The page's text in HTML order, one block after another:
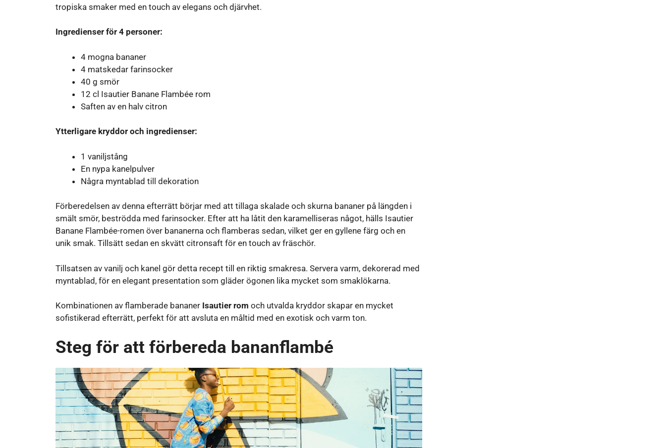
tropiska smaker med en touch av elegans och djärvhet.
Ingredienser för 4 personer:
4 mogna bananer
4 matskedar farinsocker
40 g smör
12 cl Isautier Banane Flambée rom
Saften av en halv citron
Ytterligare kryddor och ingredienser:
1 vaniljstång
En nypa kanelpulver
Några myntablad till dekoration
Förberedelsen av denna efterrätt börjar med att tillaga skalade och skurna bananer på längden i
smält smör, beströdda med farinsocker. Efter att ha låtit den karamelliseras något, hälls Isautier
Banane Flambée-romen över bananerna och flamberas sedan, vilket ger en gyllene färg och en
unik smak. Tillsätt sedan en skvätt citronsaft för en touch av fräschör.
Tillsatsen av vanilj och kanel gör detta recept till en riktig smakresa. Servera varm, dekorerad med
myntablad, för en elegant presentation som gläder ögonen lika mycket som smaklökarna.
Kombinationen av flamberade bananer Isautier rom och utvalda kryddor skapar en mycket
sofistikerad efterrätt, perfekt för att avsluta en måltid med en exotisk och varm ton.
Steg för att förbereda bananflambé